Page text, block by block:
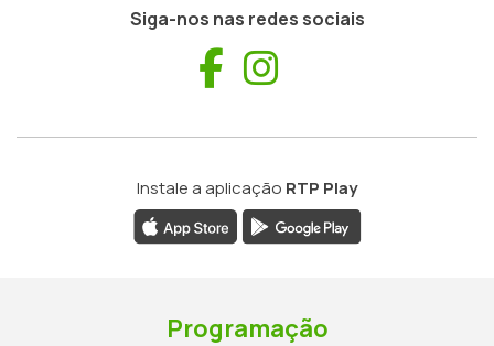
Siga-nos nas redes sociais
Facebook
Instale a aplicação RTP Play
Programação